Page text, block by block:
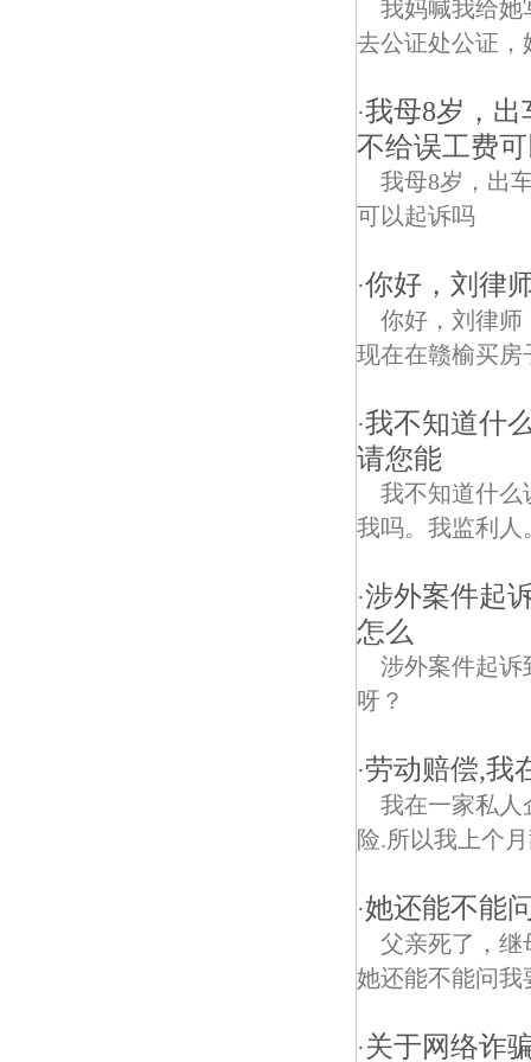
我妈喊我给她
去公证处公证，
·我母8岁，出
不给误工费
我母8岁，出
可以起诉吗
·你好，刘律
你好，刘律师
现在在赣榆买房
·我不知道什
请您能
我不知道什么
我吗。我监利人
·涉外案件起
怎么
涉外案件起诉
呀？
·劳动赔偿,我
我在一家私人
险.所以我上个
·她还能不能
父亲死了，继
她还能不能问我
·关于网络诈